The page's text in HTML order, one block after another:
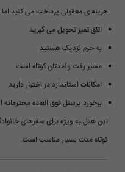
هزینه ی معقولی پرداخت می کنید اما
اتاق تمیز تحویل می گیرید
به حرم نزدیک هستید
مسیر رفت وآمدتان کوتاه است
امکانات استاندارد در اختیار دارید
برخورد پرسنل فوق العاده
این هتل به ویژه برای سفرهای
کوتاه مدت بسیار مناسب است.